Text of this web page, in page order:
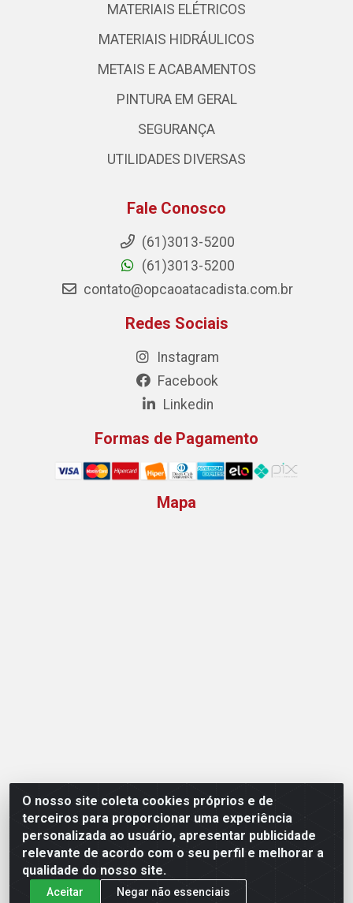
O nosso site coleta cookies próprios e de
terceiros para proporcionar uma experiência
personalizada ao usuário, apresentar publicidade
relevante de acordo com o seu perfil e melhorar a
qualidade do nosso site.
Aceitar Negar não essenciais
MATERIAIS ELÉTRICOS
MATERIAIS HIDRÁULICOS
METAIS E ACABAMENTOS
PINTURA EM GERAL
SEGURANÇA
UTILIDADES DIVERSAS
Fale Conosco
(61)3013-5200
(61)3013-5200
contato@opcaoatacadista.com.br
Redes Sociais
Instagram
Facebook
Linkedin
Formas de Pagamento
Mapa
Opção Atacadista - Setor De Industria Qi 21 Lt 23 A 41, SN -
Setor Industrial (Ceilândia), Brasília/DF - CEP 72265-210 -
CNPJ 17.244.285/0001-09